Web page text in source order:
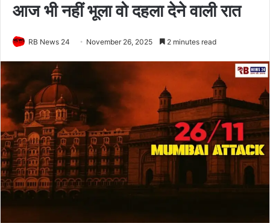
आज भी नहीं भूला वो दहला देने वाली रात
RB News 24 November 26, 2025 2 minutes read